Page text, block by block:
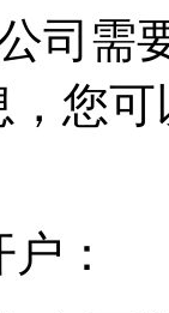
需要
您
：